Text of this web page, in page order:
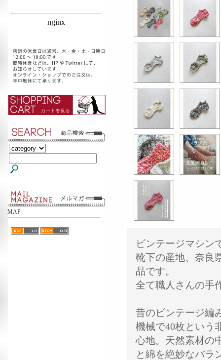
MAP
ビンテージマシン
靴下の産地、奈良
品です。
全て職人さんの手
昔のビンテージ編
機械で40枚という
心地。天然素材の
と綿を絶妙なバラ